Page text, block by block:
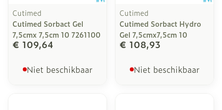
Cutimed
Cutimed Sorbact Gel
7,5cmx 7,5cm 10 7261100
€ 109,64
Niet beschikbaar
Cutimed
Cutimed Sorbact Hydro
Gel 7,5cmx7,5cm 10
€ 108,93
Niet beschikbaar